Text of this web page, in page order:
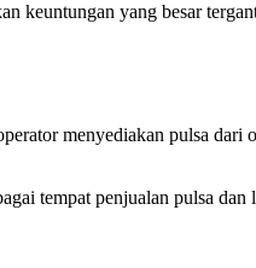
keuntungan yang besar
menyediakan pulsa dari
tempat penjualan pulsa dan